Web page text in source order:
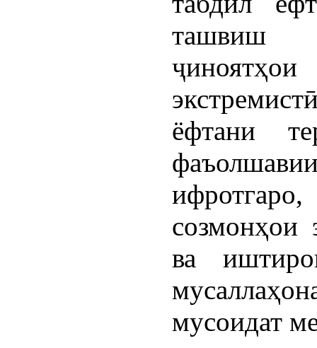
ташвиш
ёфтани
созмонҳои
ва
мусоидат